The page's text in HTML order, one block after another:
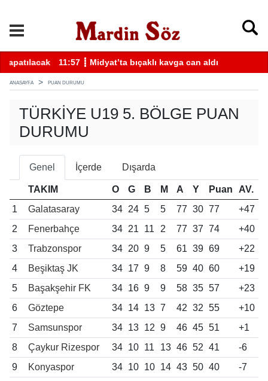
11:57 ┋ Midyat’ta bıçaklı kavga can aldı
ANASAYFA PUAN DURUMU
TÜRKIYE U19 5. BÖLGE PUAN
DURUMU
Genel İçerde Dışarda
TAKIM O G B M A Y Puan
AV.
1
Galatasaray 34 24 5 5 77 30 77
+47
2
Fenerbahçe 34 21 11 2 77 37 74
+40
3
Trabzonspor 34 20 9 5 61 39 69
+22
4
Beşiktaş JK 34 17 9 8 59 40 60
+19
5
Başakşehir FK 34 16 9 9 58 35 57
+23
6
Göztepe 34 14 13 7 42 32 55
+10
7
Samsunspor 34 13 12 9 46 45 51
+1
8
Çaykur Rizespor 34 10 11 13 46 52 41
-6
9
Konyaspor 34 10 10 14 43 50 40
-7